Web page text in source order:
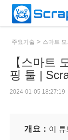
주요기술 > 스마트 모
【스마트
핑 툴 |
2024-01-05 18:27:19
개요： 이